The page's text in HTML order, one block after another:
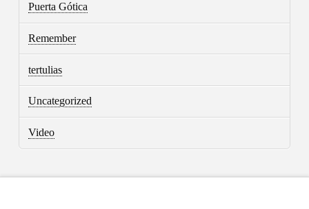
Puerta Gótica
Remember
tertulias
Uncategorized
Video